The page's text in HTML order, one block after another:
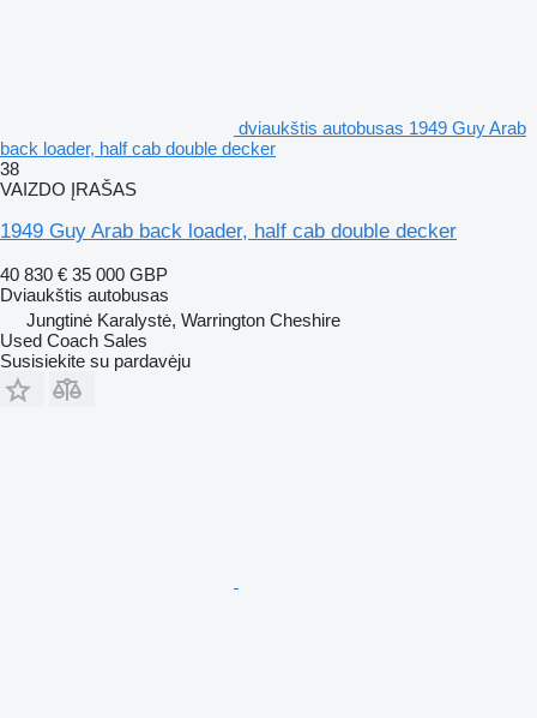
dviaukštis autobusas 1949 Guy Arab
back loader, half cab double decker
38
VAIZDO ĮRAŠAS
1949 Guy Arab back loader, half cab double decker
40 830 € 35 000 GBP
Dviaukštis autobusas
Jungtinė Karalystė, Warrington Cheshire
Used Coach Sales
Susisiekite su pardavėju